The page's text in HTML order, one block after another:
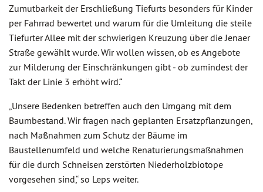
Zumutbarkeit der Erschließung Tiefurts besonders für Kinder
per Fahrrad bewertet und warum für die Umleitung die steile
Tiefurter Allee mit der schwierigen Kreuzung über die Jenaer
Straße gewählt wurde. Wir wollen wissen, ob es Angebote
zur Milderung der Einschränkungen gibt - ob zumindest der
Takt der Linie 3 erhöht wird.“
„Unsere Bedenken betreffen auch den Umgang mit dem
Baumbestand. Wir fragen nach geplanten Ersatzpflanzungen,
nach Maßnahmen zum Schutz der Bäume im
Baustellenumfeld und welche Renaturierungsmaßnahmen
für die durch Schneisen zerstörten Niederholzbiotope
vorgesehen sind,“ so Leps weiter.